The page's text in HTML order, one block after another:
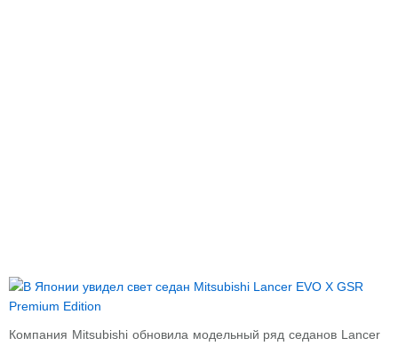
Компания Mitsubishi обновила модельный ряд седанов Lancer